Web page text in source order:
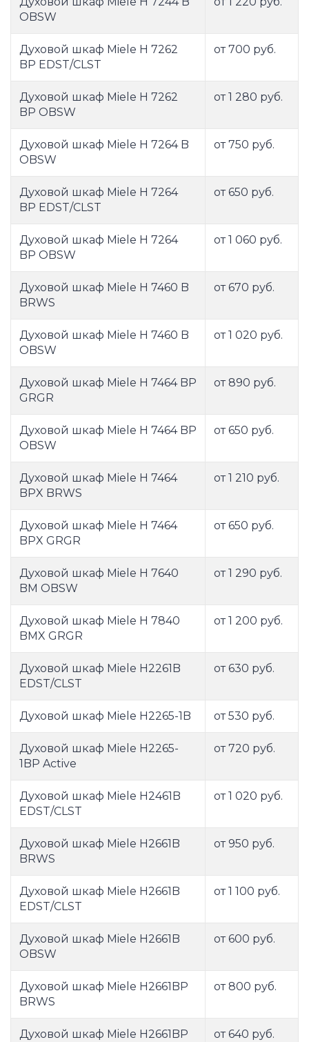
OBSW
Духовой шкаф Miele H 7262
BP EDST/CLST
от 700 руб.
Духовой шкаф Miele H 7262
BP OBSW
от 1 280 руб.
Духовой шкаф Miele H 7264 B
OBSW
от 750 руб.
Духовой шкаф Miele H 7264
BP EDST/CLST
от 650 руб.
Духовой шкаф Miele H 7264
BP OBSW
от 1 060 руб.
Духовой шкаф Miele H 7460 B
BRWS
от 670 руб.
Духовой шкаф Miele H 7460 B
OBSW
от 1 020 руб.
Духовой шкаф Miele H 7464 BP
GRGR
от 890 руб.
Духовой шкаф Miele H 7464 BP
OBSW
от 650 руб.
Духовой шкаф Miele H 7464
BPX BRWS
от 1 210 руб.
Духовой шкаф Miele H 7464
BPX GRGR
от 650 руб.
Духовой шкаф Miele H 7640
BM OBSW
от 1 290 руб.
Духовой шкаф Miele H 7840
BMX GRGR
от 1 200 руб.
Духовой шкаф Miele H2261B
EDST/CLST
от 630 руб.
Духовой шкаф Miele H2265-1B от 530 руб.
Духовой шкаф Miele H2265-
1BP Active
от 720 руб.
Духовой шкаф Miele H2461B
EDST/CLST
от 1 020 руб.
Духовой шкаф Miele H2661B
BRWS
от 950 руб.
Духовой шкаф Miele H2661B
EDST/CLST
от 1 100 руб.
Духовой шкаф Miele H2661B
OBSW
от 600 руб.
Духовой шкаф Miele H2661BP
BRWS
от 800 руб.
Духовой шкаф Miele H2661BP
от 640 руб.